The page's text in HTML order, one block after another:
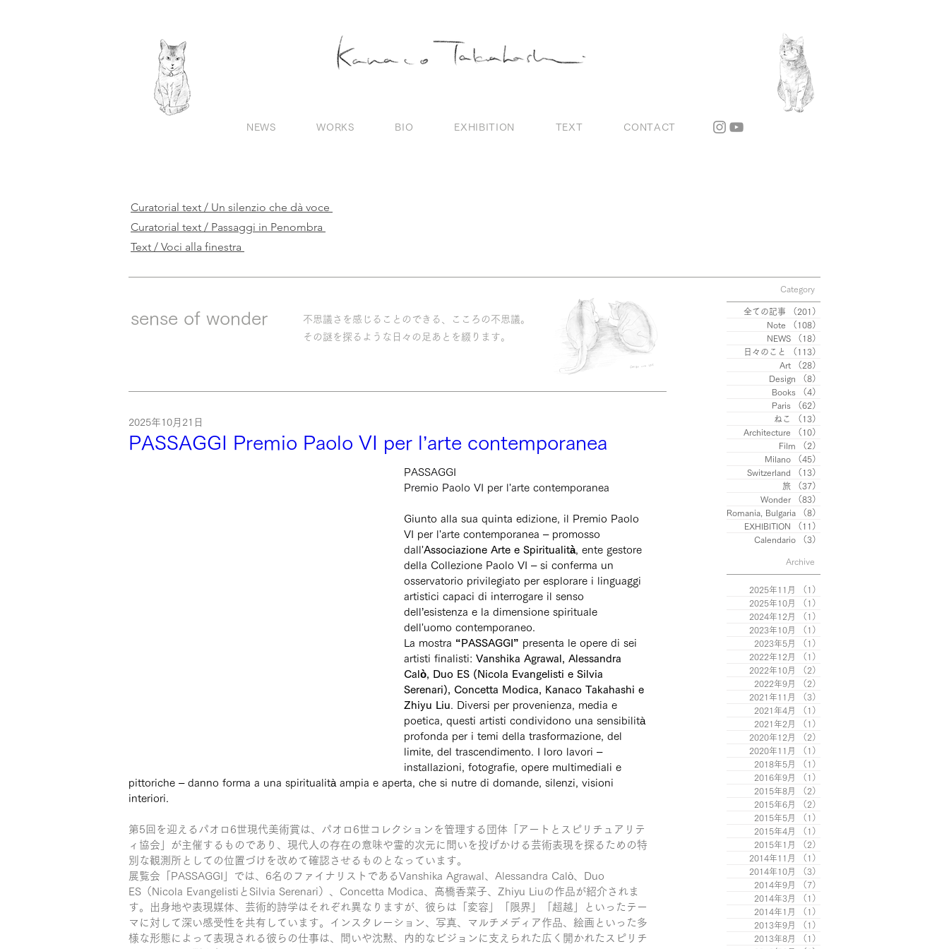
NEWS WORKS BIO EXHIBITION TEXT CONTACT
Curatorial text / Un silenzio che dà voce
Curatorial text / Passaggi in Penombra
Text / Voci alla finestra
sense of wonder
不思議さを感じることのできる、こころの不思議。
その謎を探るような日々の足あとを綴ります。
PASSAGGI Premio Paolo VI per l’arte contemporanea
2025年10月21日
PASSAGGI
Premio Paolo VI per l'arte contemporanea
Giunto alla sua quinta edizione, il Premio Paolo
VI per l'arte contemporanea – promosso
dall'Associazione Arte e Spiritualità, ente gestore
della Collezione Paolo VI – si conferma un
osservatorio privilegiato per esplorare i linguaggi
artistici capaci di interrogare il senso
dell’esistenza e la dimensione spirituale
dell'uomo contemporaneo.
La mostra “PASSAGGI” presenta le opere di sei
artisti finalisti: Vanshika Agrawal, Alessandra
Calò, Duo ES (Nicola Evangelisti e Silvia
Serenari), Concetta Modica, Kanaco Takahashi e
Zhiyu Liu. Diversi per provenienza, media e
poetica, questi artisti condividono una sensibilità
profonda per i temi della trasformazione, del
limite, del trascendimento. I loro lavori –
installazioni, fotografie, opere multimediali e
pittoriche – danno forma a una spiritualità ampia e aperta, che si nutre di domande, silenzi, visioni
interiori.
第5回を迎えるパオロ6世現代美術賞は、パオロ6世コレクションを管理する団体「アートとスピリチュアリテ
ィ協会」が主催するものであり、現代人の存在の意味や霊的次元に問いを投げかける芸術表現を探るための特
別な観測所としての位置づけを改めて確認させるものとなっています。
展覧会「PASSAGGI」では、6名のファイナリストであるVanshika Agrawal、Alessandra Calò、Duo
ES（Nicola EvangelistiとSilvia Serenari）、Concetta Modica、高橋香菜子、Zhiyu Liuの作品が紹介されま
す。出身地や表現媒体、芸術的詩学はそれぞれ異なりますが、彼らは「変容」「限界」「超越」といったテー
マに対して深い感受性を共有しています。インスタレーション、写真、マルチメディア作品、絵画といった多
様な形態によって表現される彼らの仕事は、問いや沈黙、内的なビジョンに支えられた広く開かれたスピリチ
Category
全ての記事 （201）
Note
（108）
NEWS
（18）
日々のこと
（113）
Art
（28）
Design
（8）
Books
（4）
Paris
（62）
ねこ
（13）
Architecture
（10）
Film
（2）
Milano
（45）
Switzerland
（13）
旅
（37）
Wonder
（83）
Romania, Bulgaria
（8）
EXHIBITION
（11）
Calendario
（3）
Archive
2025年11月 （1）
2025年10月
（1）
2024年12月
（1）
2023年10月
（1）
2023年5月
（1）
2022年12月
（1）
2022年10月
（2）
2022年9月
（2）
2021年11月
（3）
2021年4月
（1）
2021年2月
（1）
2020年12月
（2）
2020年11月
（1）
2018年5月
（1）
2016年9月
（1）
2015年8月
（2）
2015年6月
（2）
2015年5月
（1）
2015年4月
（1）
2015年1月
（2）
2014年11月
（1）
2014年10月
（3）
2014年9月
（7）
2014年3月
（1）
2014年1月
（1）
2013年9月
（1）
2013年8月
（1）